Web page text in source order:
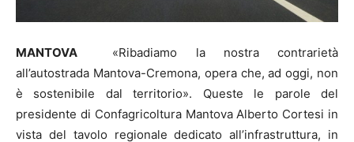
MANTOVA «Ribadiamo la nostra contrarietà
all’autostrada Mantova-Cremona, opera che, ad oggi, non
è sostenibile dal territorio». Queste le parole del
presidente di Confagricoltura Mantova Alberto Cortesi in
vista del tavolo regionale dedicato all’infrastruttura, in